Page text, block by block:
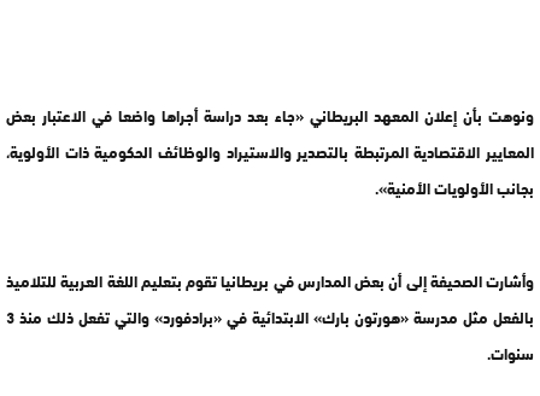
ونوهت بأن إعلان المعهد البريطاني «جاء بعد دراسة أجراها واضعا في الاعتبار بعض
المعايير الاقتصادية المرتبطة بالتصدير والاستيراد والوظائف الحكومية ذات الأولوية،
بجانب الأولويات الأمنية».
وأشارت الصحيفة إلى أن بعض المدارس في بريطانيا تقوم بتعليم اللغة العربية للتلاميذ
بالفعل مثل مدرسة «هورتون بارك» الابتدائية في «برادفورد» والتي تفعل ذلك منذ 3
سنوات.